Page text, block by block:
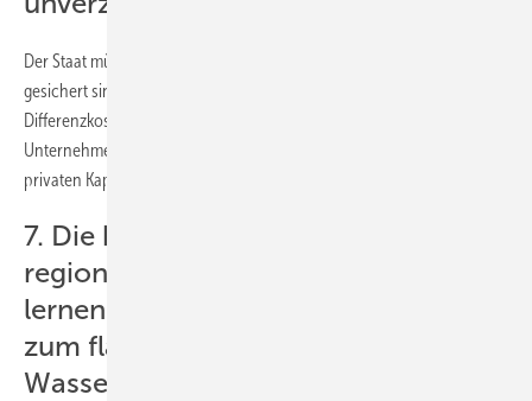
Der Staat müsse dafür sorgen, dass Finanzierungsmöglichkeiten
gesichert sind, etwa durch langfristige Abnahmegarantien,
Differenzkostenförderungen und attraktive Verzinsungsmodelle für
Unternehmen. Ein besonderer Fokus solle dabei auf der Mobilisierung
privaten Kapitals liegen.
7. Die konsequente Entwicklung
regionaler Wasserstoffcluster als
lernende Systeme ist der Schlüssel
zum flächendeckenden Hochlauf der
Wasserstoffwirtschaft.